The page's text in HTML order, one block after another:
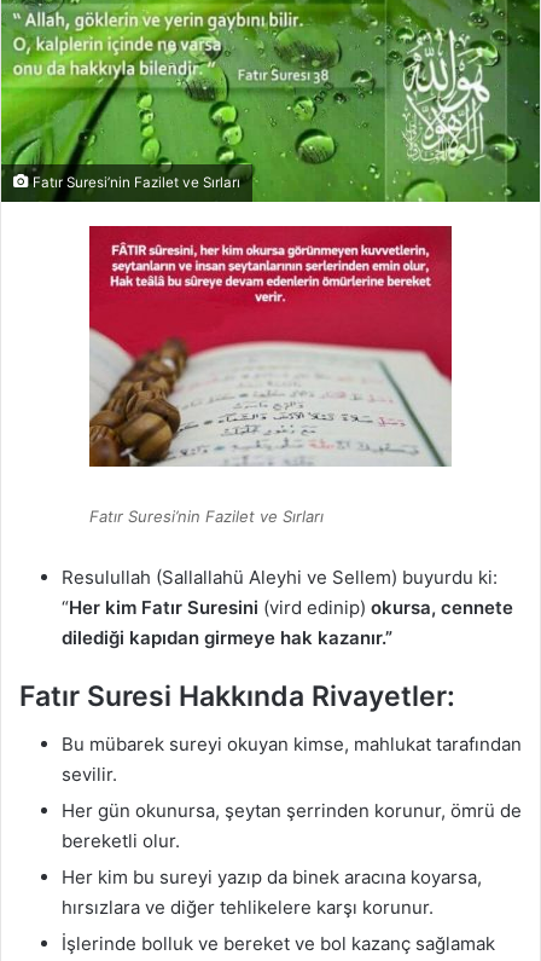
Fatır Suresi’nin Fazilet ve Sırları
Fatır Suresi’nin Fazilet ve Sırları
Resulullah (Sallallahü Aleyhi ve Sellem) buyurdu ki:
“Her kim Fatır Suresini (vird edinip) okursa, cennete
dilediği kapıdan girmeye hak kazanır.”
Fatır Suresi Hakkında Rivayetler:
Bu mübarek sureyi okuyan kimse, mahlukat tarafından
sevilir.
Her gün okunursa, şeytan şerrinden korunur, ömrü de
bereketli olur.
Her kim bu sureyi yazıp da binek aracına koyarsa,
hırsızlara ve diğer tehlikelere karşı korunur.
İşlerinde bolluk ve bereket ve bol kazanç sağlamak